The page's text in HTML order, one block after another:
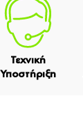
Τεχνική
Υποστήριξη